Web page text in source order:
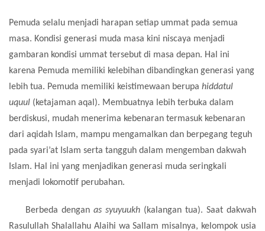
Pemuda selalu menjadi harapan setiap ummat pada semua
masa. Kondisi generasi muda masa kini niscaya menjadi
gambaran kondisi ummat tersebut di masa depan. Hal ini
karena Pemuda memiliki kelebihan dibandingkan generasi yang
lebih tua. Pemuda memiliki keistimewaan berupa hiddatul
uquul (ketajaman aqal). Membuatnya lebih terbuka dalam
berdiskusi, mudah menerima kebenaran termasuk kebenaran
dari aqidah Islam, mampu mengamalkan dan berpegang teguh
pada syari’at Islam serta tangguh dalam mengemban dakwah
Islam. Hal ini yang menjadikan generasi muda seringkali
menjadi lokomotif perubahan.
Berbeda denganas syuyuukh (kalangan tua). Saat dakwah
Rasulullah Shalallahu Alaihi wa Sallam misalnya, kelompok usia